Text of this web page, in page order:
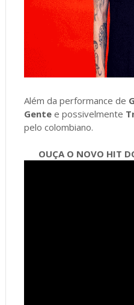
Além da performance de
Gentee possivelmente
pelo colombiano.
OUÇA O NOVO HIT